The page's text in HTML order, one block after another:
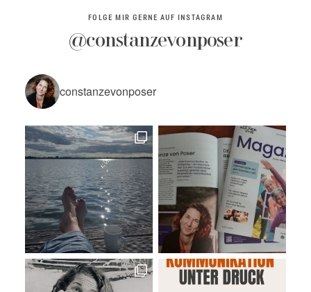
FOLGE MIR GERNE AUF INSTAGRAM
@constanzevonposer
constanzevonposer